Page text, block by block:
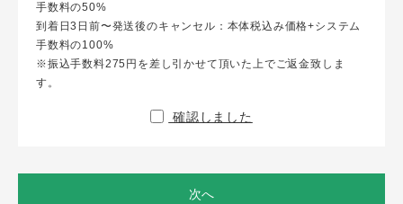
手数料の50%
到着日3日前〜発送後のキャンセル：本体税込み価格+システム
手数料の100%
※振込手数料275円を差し引かせて頂いた上でご返金致しま
す。
確認しました
次へ